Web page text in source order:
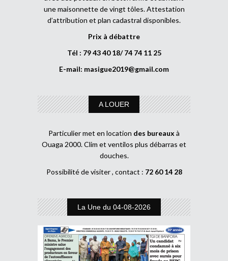
une maisonnette de vingt tôles. Attestation
d’attribution et plan cadastral disponibles.
Prix à débattre
Tél : 79 43 40 18/ 74 74 11 25
E-mail: masigue2019@gmail.com
A LOUER
Particulier met en location des bureaux à
Ouaga 2000. Clim et ventilos plus débarras et
douches.
Possibilité de visiter , contact : 72 60 14 28
La Une du 04-08-2026